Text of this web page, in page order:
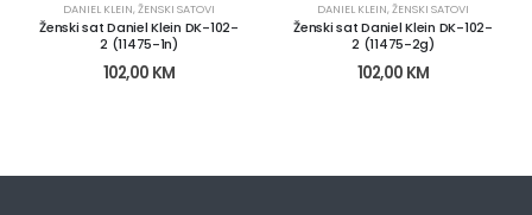
DANIEL KLEIN,ŽENSKI SATOVI
Ženski sat Daniel Klein DK-102-
2 (11475-1n)
102,00 KM
DANIEL KLEIN,ŽENSKI SATOVI
Ženski sat Daniel Klein DK-102-
2 (11475-2g)
102,00 KM